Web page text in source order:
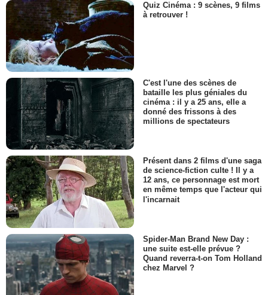
Quiz Cinéma : 9 scènes, 9 films
à retrouver !
C'est l'une des scènes de
bataille les plus géniales du
cinéma : il y a 25 ans, elle a
donné des frissons à des
millions de spectateurs
Présent dans 2 films d'une saga
de science-fiction culte ! Il y a
12 ans, ce personnage est mort
en même temps que l'acteur qui
l'incarnait
Spider-Man Brand New Day :
une suite est-elle prévue ?
Quand reverra-t-on Tom Holland
chez Marvel ?